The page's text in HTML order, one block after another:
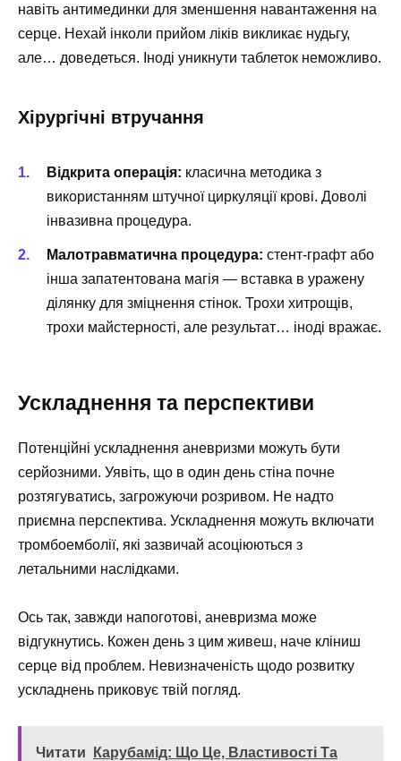
навіть антимединки для зменшення навантаження на
серце. Нехай інколи прийом ліків викликає нудьгу,
але… доведеться. Іноді уникнути таблеток неможливо.
Хірургічні втручання
Відкрита операція: класична методика з
використанням штучної циркуляції крові. Доволі
інвазивна процедура.
Малотравматична процедура: стент-графт або
інша запатентована магія — вставка в уражену
ділянку для зміцнення стінок. Трохи хитрощів,
трохи майстерності, але результат… іноді вражає.
Ускладнення та перспективи
Потенційні ускладнення аневризми можуть бути
серйозними. Уявіть, що в один день стіна почне
розтягуватись, загрожуючи розривом. Не надто
приємна перспектива. Ускладнення можуть включати
тромбоемболії, які зазвичай асоціюються з
летальними наслідками.
Ось так, завжди напоготові, аневризма може
відгукнутись. Кожен день з цим живеш, наче кліниш
серце від проблем. Невизначеність щодо розвитку
ускладнень приковує твій погляд.
Читати
Карубамід: Що Це, Властивості Та